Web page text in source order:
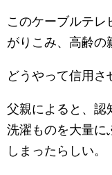
このケーブルテレ
がりこみ、高齢の
どうやって信用さ
父親によると、認
洗濯ものを大量に
しまったらしい。